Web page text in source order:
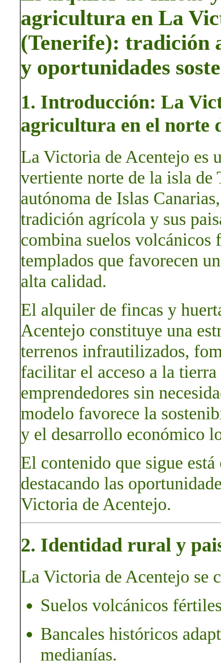
agricultura en La
(Tenerife): tradición
y oportunidades
1. Introducción: La
agricultura en el norte
La Victoria de Acentejo es
vertiente norte de la isla de
autónoma de Islas
tradición agrícola y sus
combina suelos
templados que favorecen
alta calidad.
El alquiler de fincas y
Acentejo constituye una
terrenos infrautilizados,
facilitar el acceso a la
emprendedores sin
modelo favorece la
y el desarrollo económico
El contenido que sigue
destacando las
Victoria de Acentejo.
2. Identidad rural y
La Victoria de Acentejo se
Suelos volcánicos
Bancales históricos
medianías.